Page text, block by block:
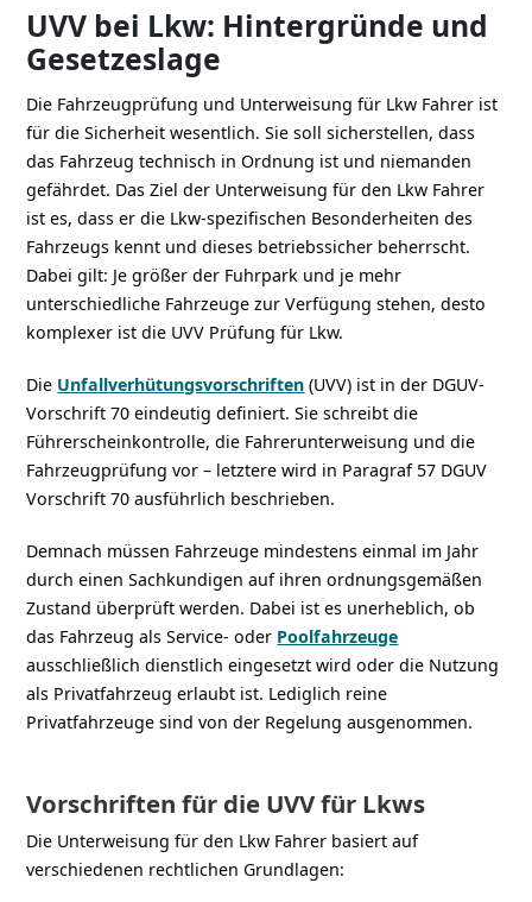
UVV bei Lkw: Hintergründe und
Gesetzeslage
Die Fahrzeugprüfung und Unterweisung für Lkw Fahrer ist
für die Sicherheit wesentlich. Sie soll sicherstellen, dass
das Fahrzeug technisch in Ordnung ist und niemanden
gefährdet. Das Ziel der Unterweisung für den Lkw Fahrer
ist es, dass er die Lkw-spezifischen Besonderheiten des
Fahrzeugs kennt und dieses betriebssicher beherrscht.
Dabei gilt: Je größer der Fuhrpark und je mehr
unterschiedliche Fahrzeuge zur Verfügung stehen, desto
komplexer ist die UVV Prüfung für Lkw.
Die Unfallverhütungsvorschriften (UVV) ist in der DGUV-
Vorschrift 70 eindeutig definiert. Sie schreibt die
Führerscheinkontrolle, die Fahrerunterweisung und die
Fahrzeugprüfung vor – letztere wird in Paragraf 57 DGUV
Vorschrift 70 ausführlich beschrieben.
Demnach müssen Fahrzeuge mindestens einmal im Jahr
durch einen Sachkundigen auf ihren ordnungsgemäßen
Zustand überprüft werden. Dabei ist es unerheblich, ob
das Fahrzeug als Service- oder Poolfahrzeuge
ausschließlich dienstlich eingesetzt wird oder die Nutzung
als Privatfahrzeug erlaubt ist. Lediglich reine
Privatfahrzeuge sind von der Regelung ausgenommen.
Vorschriften für die UVV für Lkws
Die Unterweisung für den Lkw Fahrer basiert auf
verschiedenen rechtlichen Grundlagen: